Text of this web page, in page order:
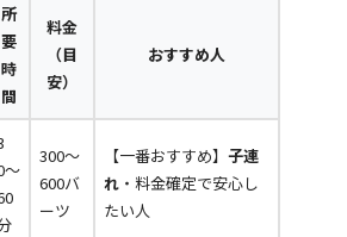
所
要
時
間
料金
（目
安）
おすすめ人
〜
300〜
600バ
ーツ
【一番おすすめ】 子連
れ ・料金確定で安心し
たい人